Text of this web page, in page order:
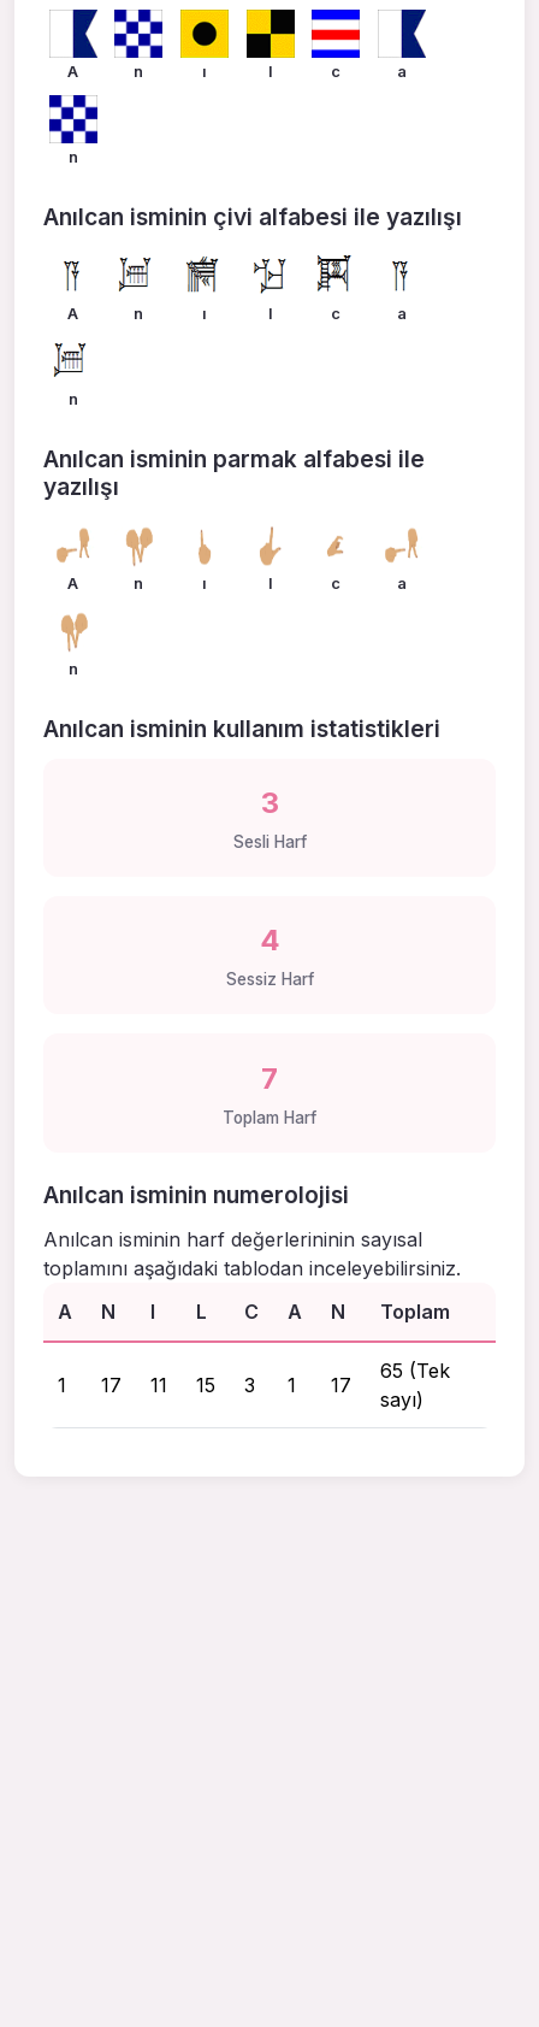
A n ı l c a
n
Anılcan isminin çivi alfabesi ile yazılışı
A n ı l c a
n
Anılcan isminin parmak alfabesi ile
yazılışı
A n ı l c a
n
Anılcan isminin kullanım istatistikleri
3
Sesli Harf
4
Sessiz Harf
7
Toplam Harf
Anılcan isminin numerolojisi
Anılcan isminin harf değerlerininin sayısal
toplamını aşağıdaki tablodan inceleyebilirsiniz.
A
N I L C A N Toplam
1 17 11 15 3 1 17
65 (Tek
sayı)